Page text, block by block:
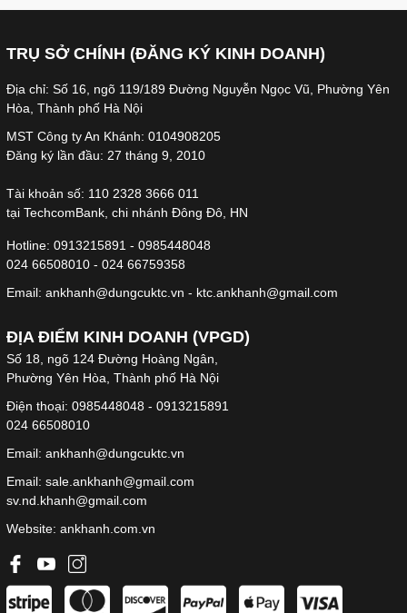
TRỤ SỞ CHÍNH (ĐĂNG KÝ KINH DOANH)
Địa chỉ: Số 16, ngõ 119/189 Đường Nguyễn Ngọc Vũ, Phường Yên
Hòa, Thành phố Hà Nội
MST Công ty An Khánh: 0104908205
Đăng ký lần đầu: 27 tháng 9, 2010
Tài khoản số: 110 2328 3666 011
tại TechcomBank, chi nhánh Đông Đô, HN
Hotline: 0913215891 - 0985448048
024 66508010 - 024 66759358
Email: ankhanh@dungcuktc.vn - ktc.ankhanh@gmail.com
ĐỊA ĐIỂM KINH DOANH (VPGD)
Số 18, ngõ 124 Đường Hoàng Ngân,
Phường Yên Hòa, Thành phố Hà Nội
Điện thoại: 0985448048 - 0913215891
024 66508010
Email: ankhanh@dungcuktc.vn
Email: sale.ankhanh@gmail.com
sv.nd.khanh@gmail.com
Website: ankhanh.com.vn